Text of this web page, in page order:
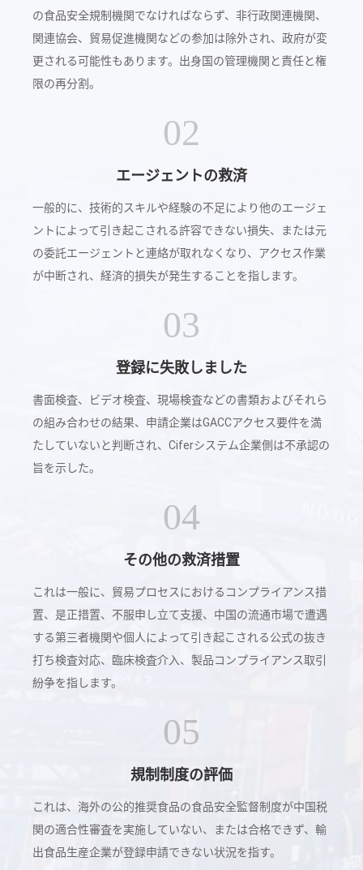
の食品安全規制機関でなければならず、非行政関連機関、
関連協会、貿易促進機関などの参加は除外され、政府が変
更される可能性もあります。出身国の管理機関と責任と権
限の再分割。
02
エージェントの救済
一般的に、技術的スキルや経験の不足により他のエージェ
ントによって引き起こされる許容できない損失、または元
の委託エージェントと連絡が取れなくなり、アクセス作業
が中断され、経済的損失が発生することを指します。
03
登録に失敗しました
書面検査、ビデオ検査、現場検査などの書類およびそれら
の組み合わせの結果、申請企業はGACCアクセス要件を満
たしていないと判断され、Ciferシステム企業側は不承認の
旨を示した。
04
その他の救済措置
これは一般に、貿易プロセスにおけるコンプライアンス措
置、是正措置、不服申し立て支援、中国の流通市場で遭遇
する第三者機関や個人によって引き起こされる公式の抜き
打ち検査対応、臨床検査介入、製品コンプライアンス取引
紛争を指します。
05
規制制度の評価
これは、海外の公的推奨食品の食品安全監督制度が中国税
関の適合性審査を実施していない、または合格できず、輸
出食品生産企業が登録申請できない状況を指す。